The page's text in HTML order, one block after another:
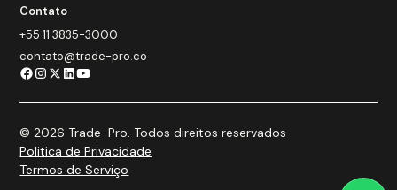
Contato
+55 11 3835-3000
contato@trade-pro.co
© 2026 Trade-Pro. Todos direitos reservados
Politica de Privacidade
Termos de Serviço